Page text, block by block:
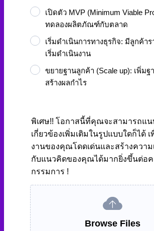
เปิดตัว MVP (Minimum Viable
ทดลองผลิตภัณฑ์กับตลาด
เริ่มดำเนินการทางธุรกิจ: มีลูกค้า
เริ่มดำเนินงาน
ขยายฐานลูกค้า (Scale up): เพิ่มฐ
สร้างผลกำไร
พิเศษ!! โอกาสนี้ที่คุณจะสามารถแ
เกี่ยวข้องเพิ่มเติมในรูปแบบใดก็ได้
งานของคุณโดดเด่นและสร้างความ
กับแนวคิดของคุณได้มากยิ่งขึ้นต่อ
กรรมการ !
Browse Files